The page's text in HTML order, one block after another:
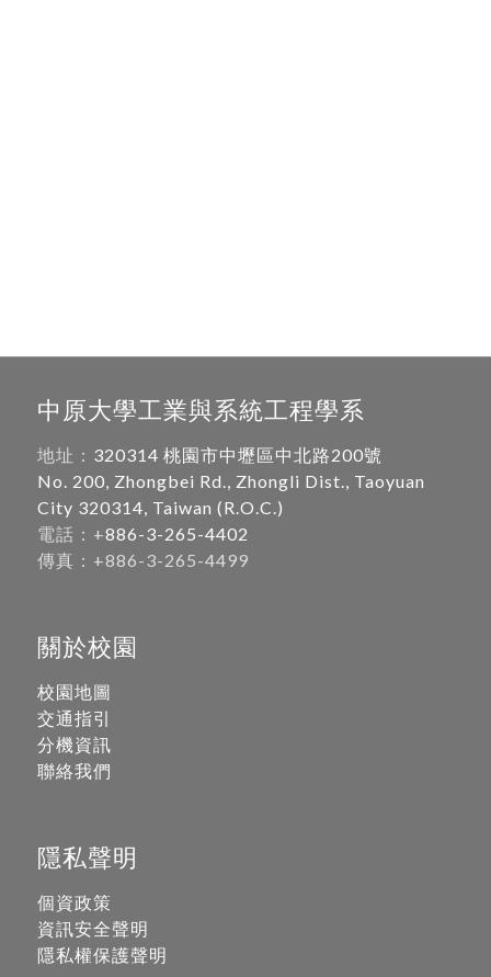
中原大學工業與系統工程學系
地址： 320314 桃園市中壢區中北路200號
No. 200, Zhongbei Rd., Zhongli Dist., Taoyuan
City 320314, Taiwan (R.O.C.)
電話：+886-3-265-4402
傳真：+886-3-265-4499
關於校園
校園地圖
交通指引
分機資訊
聯絡我們
隱私聲明
個資政策
資訊安全聲明
隱私權保護聲明